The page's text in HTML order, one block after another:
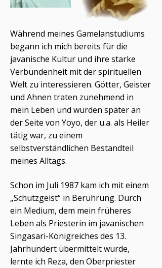
Während meines Gamelanstudiums
begann ich mich bereits für die
javanische Kultur und ihre starke
Verbundenheit mit der spirituellen
Welt zu interessieren. Götter, Geister
und Ahnen traten zunehmend in
mein Leben und wurden später an
der Seite von Yoyo, der u.a. als Heiler
tätig war, zu einem
selbstverständlichen Bestandteil
meines Alltags.
Schon im Juli 1987 kam ich mit einem
„Schutzgeist“ in Berührung. Durch
ein Medium, dem mein früheres
Leben als Priesterin im javanischen
Singasari-Königreiches des 13.
Jahrhundert übermittelt wurde,
lernte ich Reza, den Oberpriester